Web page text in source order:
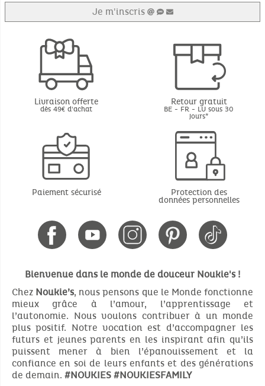
Je m'inscris
Livraison offerte
dès 49€ d'achat
Retour gratuit
BE - FR - LU sous 30
jours*
Paiement sécurisé Protection des
données personnelles
Bienvenue dans le monde de douceur Noukie's !
Chez Noukie’s, nous pensons que le Monde fonctionne
mieux grâce à l’amour, l’apprentissage et
l’autonomie. Nous voulons contribuer à un monde
plus positif. Notre vocation est d’accompagner les
futurs et jeunes parents en les inspirant afin qu’ils
puissent mener à bien l’épanouissement et la
confiance en soi de leurs enfants et des générations
de demain. #NOUKIES #NOUKIESFAMILY